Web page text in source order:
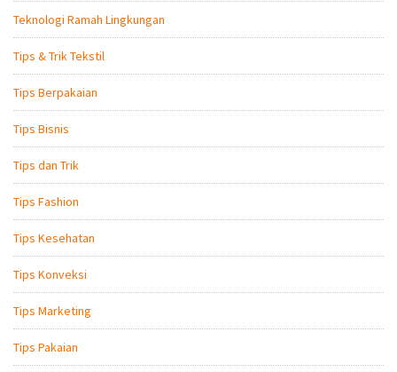
Teknologi Ramah Lingkungan
Tips & Trik Tekstil
Tips Berpakaian
Tips Bisnis
Tips dan Trik
Tips Fashion
Tips Kesehatan
Tips Konveksi
Tips Marketing
Tips Pakaian